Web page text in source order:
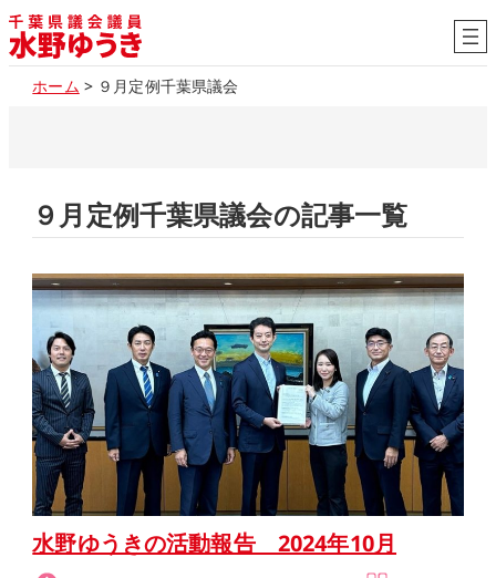
内
容
ホーム > ９月定例千葉県議会
９月定例千葉県議会の記事一覧
水野ゆうきの活動報告 2024年10月